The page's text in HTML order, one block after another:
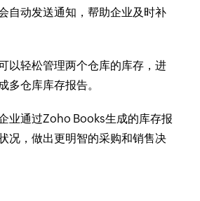
自动发送通知，帮助企业及时补
以轻松管理两个仓库的库存，进
多仓库库存报告。
企业通过Zoho Books生成的库存报
况，做出更明智的采购和销售决